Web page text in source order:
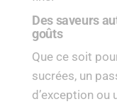
Des saveurs
goûts
Que ce soit
sucrées, un
d’exception ou